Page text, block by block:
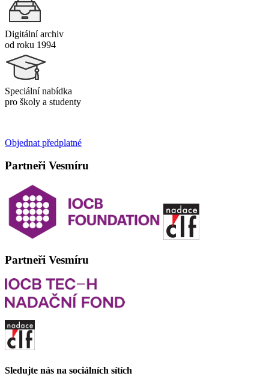
Digitální archiv
od roku 1994
Speciální nabídka
pro školy a studenty
Objednat předplatné
Partneři Vesmíru
Partneři Vesmíru
Sledujte nás na sociálních sítích